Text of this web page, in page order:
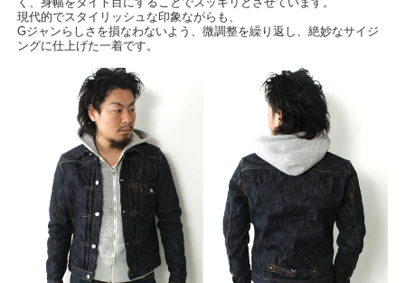
現代的でスタイリッシュな印象ながらも、
Gジャンらしさを損なわないよう、微調整を繰り返し、絶妙なサイジ
ングに仕上げた一着です。